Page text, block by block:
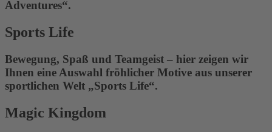
Adventures“.
Sports Life
Bewegung, Spaß und Teamgeist – hier zeigen wir
Ihnen eine Auswahl fröhlicher Motive aus unserer
sportlichen Welt „Sports Life“.
Magic Kingdom